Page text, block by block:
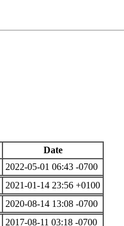
Date
2022-05-01 06:43 -0700
2021-01-14 23:56 +0100
2020-08-14 13:08 -0700
2017-08-11 03:18 -0700